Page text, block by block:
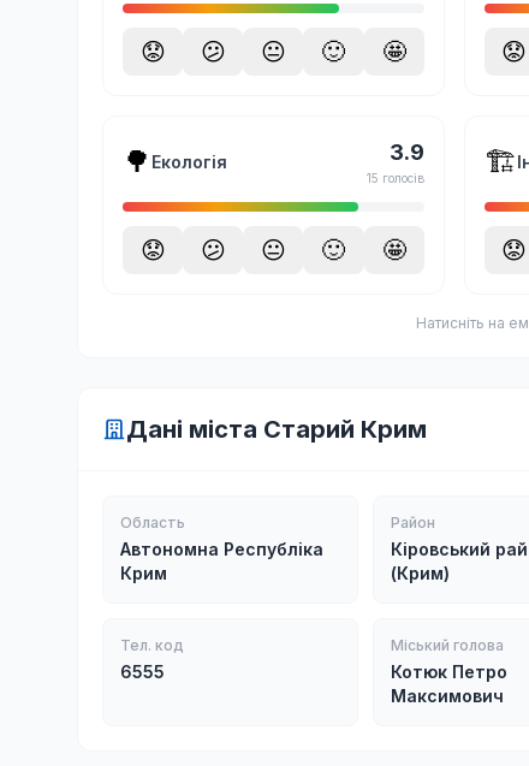
😟 😕 😐 🙂 🤩 😟
🌳 Екологія 3.9
15 голосів
😟 😕 😐 🙂 🤩
🏗️
😟
Натисніть на
Дані міста Старий Крим
Область
Автономна Республіка
Крим
Район
Кіровський
(Крим)
Тел. код
6555
Міський голова
Котюк Петро
Максимович